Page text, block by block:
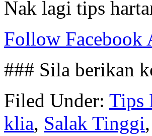
Nak lagi tips
Follow Facebook
### Sila berikan
Filed Under: Tips
klia, Salak Tinggi,